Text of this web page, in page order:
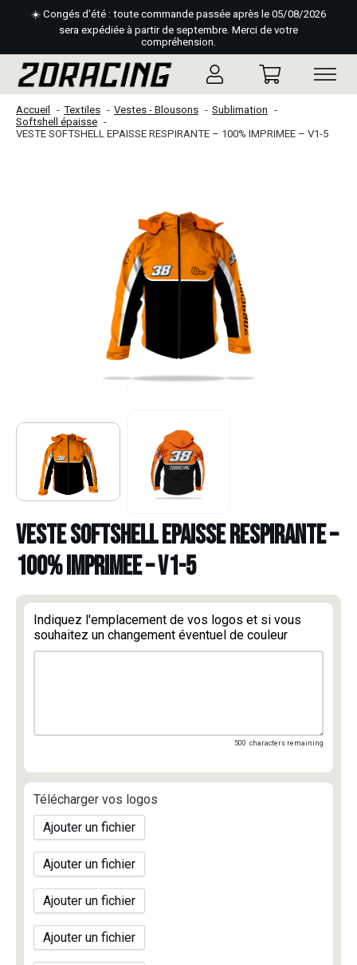
☀️ Congés d'été : toute commande passée après le 05/08/2026
sera expédiée à partir de septembre. Merci de votre
compréhension.
Accueil Textiles Vestes - Blousons
Sublimation
Softshell épaisse
VESTE SOFTSHELL EPAISSE RESPIRANTE – 100% IMPRIMEE – V1-5
VESTE SOFTSHELL EPAISSE RESPIRANTE –
100% IMPRIMEE – V1-5
Indiquez l'emplacement de vos logos et si vous
souhaitez un changement éventuel de couleur
500 characters remaining
Télécharger vos logos
Ajouter un fichier
Ajouter un fichier
Ajouter un fichier
Ajouter un fichier